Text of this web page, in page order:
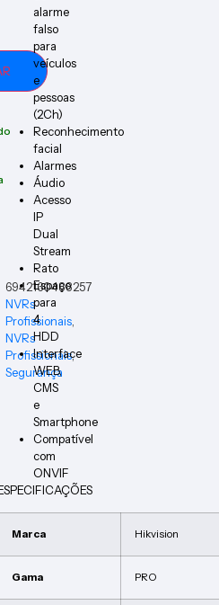
6942160488257
NVRs
Profissionais,
NVRs
Profissionais,
Segurança
alarme
falso
para
veículos
e
pessoas
(2Ch)
Reconhecimento
facial
Alarmes
Áudio
Acesso
IP
Dual
Stream
Rato
Espaço
para
4
HDD
Interface
WEB,
CMS
e
Smartphone
Compatível
com
ONVIF
Marca Hikvision
Gama PRO